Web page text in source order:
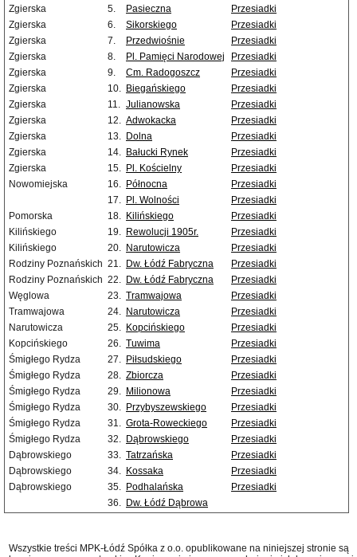
Zgierska
5. Pasieczna
Przesiadki
Zgierska
6. Sikorskiego
Przesiadki
Zgierska
7. Przedwiośnie
Przesiadki
Zgierska
8. Pl. Pamięci Narodowej
Przesiadki
Zgierska
9. Cm. Radogoszcz
Przesiadki
Zgierska
10. Biegańskiego
Przesiadki
Zgierska
11. Julianowska
Przesiadki
Zgierska
12. Adwokacka
Przesiadki
Zgierska
13. Dolna
Przesiadki
Zgierska
14. Bałucki Rynek
Przesiadki
Zgierska
15. Pl. Kościelny
Przesiadki
Nowomiejska
16. Północna
Przesiadki
17. Pl. Wolności
Przesiadki
Pomorska
18. Kilińskiego
Przesiadki
Kilińskiego
19. Rewolucji 1905r.
Przesiadki
Kilińskiego
20. Narutowicza
Przesiadki
Rodziny Poznańskich 21. Dw. Łódź Fabryczna
Przesiadki
Rodziny Poznańskich 22. Dw. Łódź Fabryczna
Przesiadki
Węglowa
23. Tramwajowa
Przesiadki
Tramwajowa
24. Narutowicza
Przesiadki
Narutowicza
25. Kopcińskiego
Przesiadki
Kopcińskiego
26. Tuwima
Przesiadki
Śmigłego Rydza
27. Piłsudskiego
Przesiadki
Śmigłego Rydza
28. Zbiorcza
Przesiadki
Śmigłego Rydza
29. Milionowa
Przesiadki
Śmigłego Rydza
30. Przybyszewskiego
Przesiadki
Śmigłego Rydza
31. Grota-Roweckiego
Przesiadki
Śmigłego Rydza
32. Dąbrowskiego
Przesiadki
Dąbrowskiego
33. Tatrzańska
Przesiadki
Dąbrowskiego
34. Kossaka
Przesiadki
Dąbrowskiego
35. Podhalańska
Przesiadki
36. Dw. Łódź Dąbrowa
Wszystkie treści MPK-Łódź Spółka z o.o. opublikowane na niniejszej stronie są